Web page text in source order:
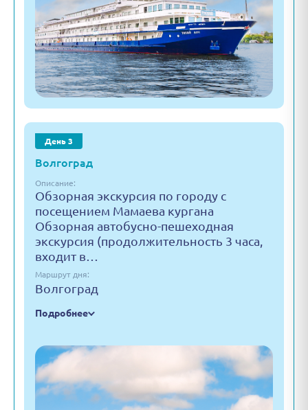
День 3
Волгоград
Описание:
Обзорная экскурсия по городу с
посещением Мамаева кургана
Обзорная автобусно-пешеходная
экскурсия (продолжительность 3 часа,
входит в…
Маршрут дня:
Волгоград
Подробнее